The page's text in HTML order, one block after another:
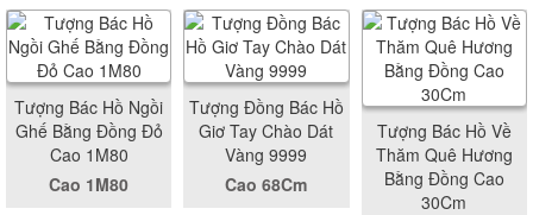
Tượng Bác Hồ Ngồi
Ghế Bằng Đồng Đỏ
Cao 1M80
Cao 1M80
Tượng Đồng Bác Hồ
Giơ Tay Chào Dát
Vàng 9999
Cao 68Cm
Tượng Bác Hồ Về
Thăm Quê Hương
Bằng Đồng Cao
30Cm